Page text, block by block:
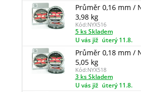
Průměr 0,16 mm /
3,98 kg
Kód:NYX516
5 ks Skladem
U vás již úterý 11.8.
Průměr 0,18 mm /
5,05 kg
Kód:NYX518
3 ks Skladem
U vás již úterý 11.8.